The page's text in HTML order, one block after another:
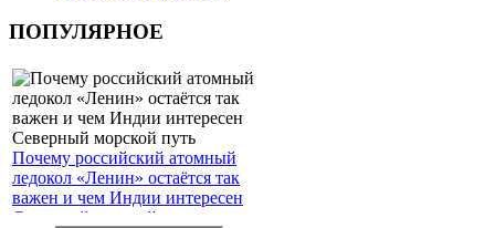
ПОПУЛЯРНОЕ
Почему российский атомный
ледокол «Ленин» остаётся так
важен и чем Индии интересен
Северный морской путь